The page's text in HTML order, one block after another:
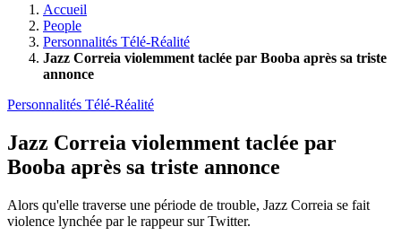
Accueil
People
Personnalités Télé-Réalité
Jazz Correia violemment taclée par Booba après sa triste
annonce
Personnalités Télé-Réalité
Jazz Correia violemment taclée par
Booba après sa triste annonce
Alors qu'elle traverse une période de trouble, Jazz Correia se fait
violence lynchée par le rappeur sur Twitter.